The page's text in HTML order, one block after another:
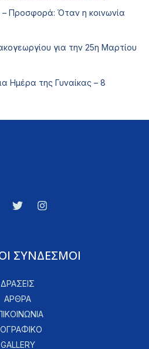
– Προσφορά: Όταν η κοινωνία
για την 25η Μαρτίου
Ημέρα της Γυναίκας – 8
ΣΥΝΔΕΣΜΟΙ
ΔΡΑΣΕΙΣ
ΑΡΘΡΑ
GALLERY